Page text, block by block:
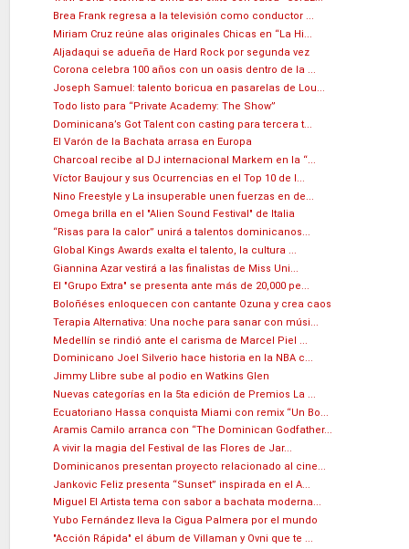
Brea Frank regresa a la televisión como conductor ...
Miriam Cruz reúne alas originales Chicas en “La Hi...
Aljadaqui se adueña de Hard Rock por segunda vez
Corona celebra 100 años con un oasis dentro de la ...
Joseph Samuel: talento boricua en pasarelas de Lou...
Todo listo para “Private Academy: The Show”
Dominicana’s Got Talent con casting para tercera t...
El Varón de la Bachata arrasa en Europa
Charcoal recibe al DJ internacional Markem en la “...
Víctor Baujour y sus Ocurrencias en el Top 10 de I...
Nino Freestyle y La insuperable unen fuerzas en de...
Omega brilla en el "Alien Sound Festival" de Italia
“Risas para la calor” unirá a talentos dominicanos...
Global Kings Awards exalta el talento, la cultura ...
Giannina Azar vestirá a las finalistas de Miss Uni...
El "Grupo Extra" se presenta ante más de 20,000 pe...
Boloñéses enloquecen con cantante Ozuna y crea caos
Terapia Alternativa: Una noche para sanar con músi...
Medellín se rindió ante el carisma de Marcel Piel ...
Dominicano Joel Silverio hace historia en la NBA c...
Jimmy Llibre sube al podio en Watkins Glen
Nuevas categorías en la 5ta edición de Premios La ...
Ecuatoriano Hassa conquista Miami con remix “Un Bo...
Aramis Camilo arranca con “The Dominican Godfather...
A vivir la magia del Festival de las Flores de Jar...
Dominicanos presentan proyecto relacionado al cine...
Jankovic Feliz presenta “Sunset” inspirada en el A...
Miguel El Artista tema con sabor a bachata moderna...
Yubo Fernández lleva la Cigua Palmera por el mundo
"Acción Rápida" el ábum de Villaman y Ovni que te ...